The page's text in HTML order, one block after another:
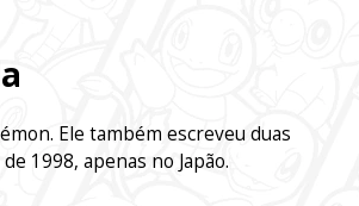
Ele também escreveu duas
1998, apenas no Japão.